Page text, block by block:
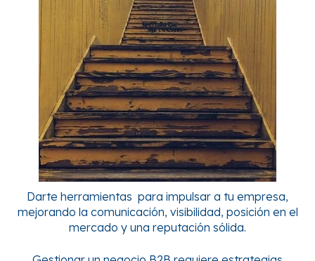
Darte herramientas para impulsar a tu empresa,
mejorando la comunicación, visibilidad, posición en el
mercado y una reputación sólida.